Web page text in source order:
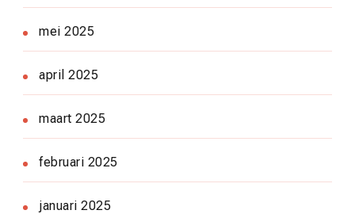
mei 2025
april 2025
maart 2025
februari 2025
januari 2025